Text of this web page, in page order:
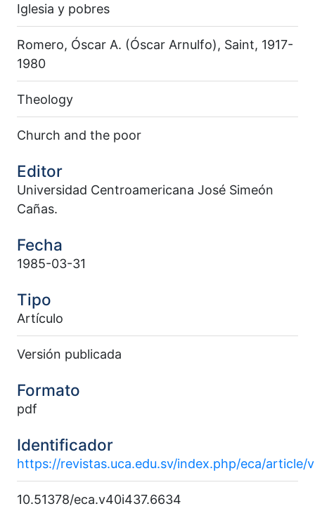
Iglesia y pobres
Romero, Óscar A. (Óscar Arnulfo), Saint, 1917-
1980
Theology
Church and the poor
Editor
Universidad Centroamericana José Simeón
Cañas.
Fecha
1985-03-31
Tipo
Artículo
Versión publicada
Formato
pdf
Identificador
https://revistas.uca.edu.sv/index.php/eca/article/
10.51378/eca.v40i437.6634